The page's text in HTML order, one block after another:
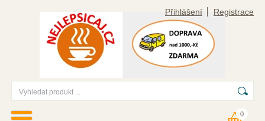
Přihlášení Registrace
0